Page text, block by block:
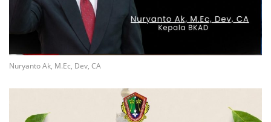
Nuryanto Ak, M.Ec, Dev, CA